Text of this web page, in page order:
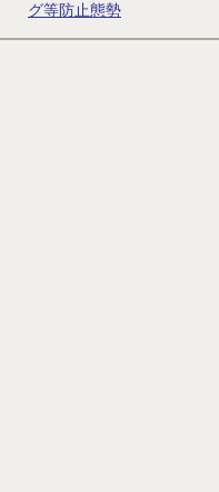
グ等防止態勢